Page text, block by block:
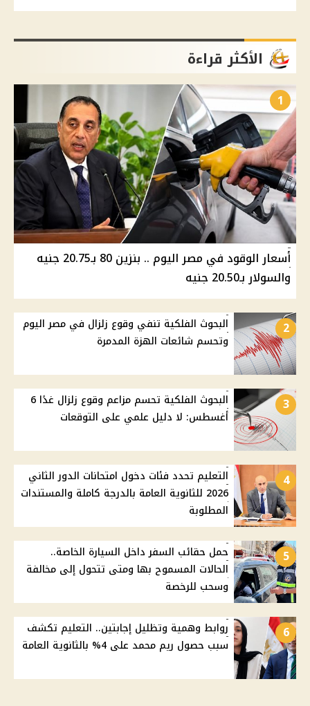
الأكثر قراءة
1
أسعار الوقود في مصر اليوم .. بنزين 80 بـ20.75 جنيه
والسولار بـ20.50 جنيه
2
البحوث الفلكية تنفي وقوع زلزال في مصر اليوم
وتحسم شائعات الهزة المدمرة
3
البحوث الفلكية تحسم مزاعم وقوع زلزال غدًا 6
أغسطس: لا دليل علمي على التوقعات
4
التعليم تحدد فئات دخول امتحانات الدور الثاني
2026 للثانوية العامة بالدرجة كاملة والمستندات
المطلوبة
5
حمل حقائب السفر داخل السيارة الخاصة..
الحالات المسموح بها ومتى تتحول إلى مخالفة
وسحب للرخصة
6
روابط وهمية وتظليل إجابتين.. التعليم تكشف
سبب حصول ريم محمد على 4% بالثانوية العامة